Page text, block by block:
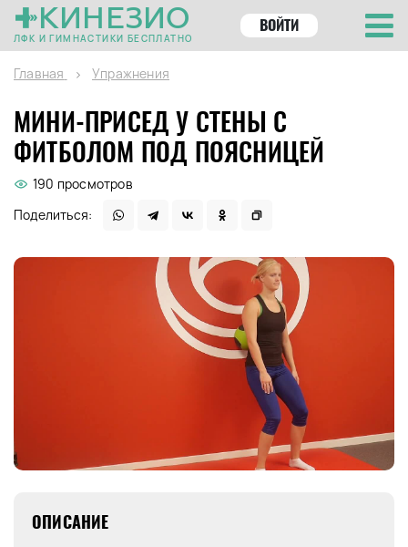
КИНЕЗИО
ЛФК И ГИМНАСТИКИ БЕСПЛАТНО
ВОЙТИ
Главная Упражнения
МИНИ-ПРИСЕД У СТЕНЫ С
ФИТБОЛОМ ПОД ПОЯСНИЦЕЙ
190 просмотров
Поделиться:
ОПИСАНИЕ